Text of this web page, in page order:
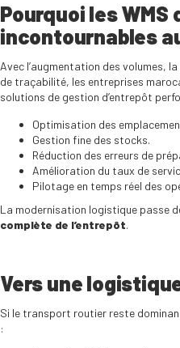
Pourquoi les
incontournables
Avec l’augmentation des volumes,
de traçabilité, les entreprises
solutions de gestion d’entrepôt
Optimisation des
Gestion fine des stocks.
Réduction des erreurs de
Amélioration du taux de
Pilotage en temps réel des
La modernisation logistique passe
complète de l’entrepôt.
Vers une
Si le transport routier reste
: